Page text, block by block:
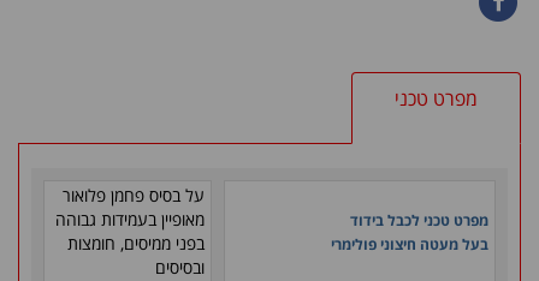
מפרט טכני
מפרט טכני לכבל בידוד
בעל מעטה חיצוני פולימרי
על בסיס פחמן פלואור
מאופיין בעמידות גבוהה
בפני ממיסים, חומצות
ובסיסים